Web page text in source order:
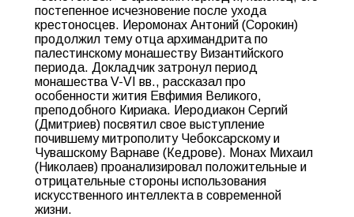
постепенное исчезновение после ухода
крестоносцев. Иеромонах Антоний (Сорокин)
продолжил тему отца архимандрита по
палестинскому монашеству Византийского
периода. Докладчик затронул период
монашества V-VI вв., рассказал про
особенности жития Евфимия Великого,
преподобного Кириака. Иеродиакон Сергий
(Дмитриев) посвятил свое выступление
почившему митрополиту Чебоксарскому и
Чувашскому Варнаве (Кедрове). Монах Михаил
(Николаев) проанализировал положительные и
отрицательные стороны использования
искусственного интеллекта в современной
жизни.